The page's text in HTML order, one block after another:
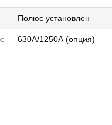
Полюс установлен
630А/1250А (опция)